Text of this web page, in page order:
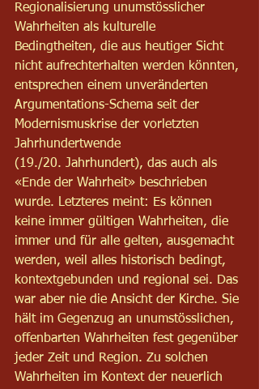
Regionalisierung unumstösslicher
Wahrheiten als kulturelle
Bedingtheiten, die aus heutiger Sicht
nicht aufrechterhalten werden könnten,
entsprechen einem unveränderten
Argumentations-Schema seit der
Modernismuskrise der vorletzten
Jahrhundertwende
(19./20. Jahrhundert), das auch als
«Ende der Wahrheit» beschrieben
wurde. Letzteres meint: Es können
keine immer gültigen Wahrheiten, die
immer und für alle gelten, ausgemacht
werden, weil alles historisch bedingt,
kontextgebunden und regional sei. Das
war aber nie die Ansicht der Kirche. Sie
hält im Gegenzug an unumstösslichen,
offenbarten Wahrheiten fest gegenüber
jeder Zeit und Region. Zu solchen
Wahrheiten im Kontext der neuerlich